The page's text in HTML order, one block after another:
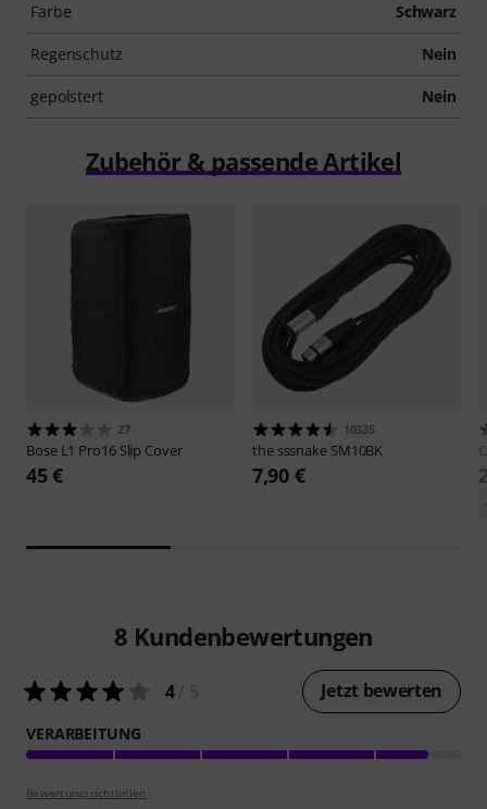
Farbe Schwarz
Regenschutz Nein
gepolstert Nein
Zubehör & passende Artikel
27
Bose L1 Pro16 Slip Cover
45 €
10335
the sssnake SM10BK
7,90 €
8 Kundenbewertungen
4/ 5 Jetzt bewerten
VERARBEITUNG
Bewertungsrichtlinien